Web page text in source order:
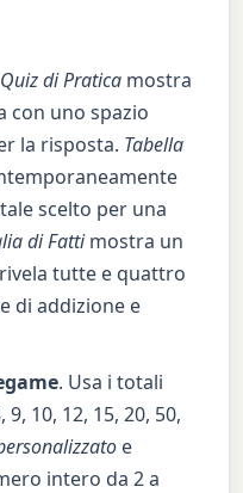
Quiz di Pratica mostra
con uno spazio
la risposta. Tabella
scelto per una
di Fattimostra un
tutte e quattro
di addizione e
. Usa i totali
10, 12, 15, 20, 50,
e
intero da 2 a